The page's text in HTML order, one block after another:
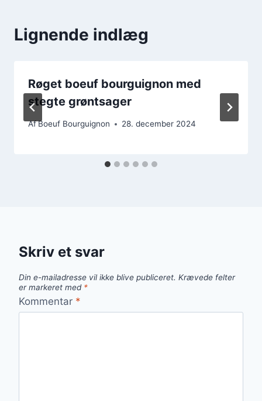
Lignende indlæg
Røget boeuf bourguignon med
stegte grøntsager
AfBoeuf Bourguignon 28. december 2024
Skriv et svar
Din e-mailadresse vil ikke blive publiceret. Krævede felter
er markeret med *
Kommentar *